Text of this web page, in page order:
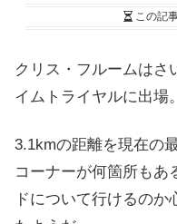
この記
クリス・フルームはさ
イムトライヤルに出場。
3.1kmの距離を現在の
コーナーが何箇所もあ
ドについて行けるの